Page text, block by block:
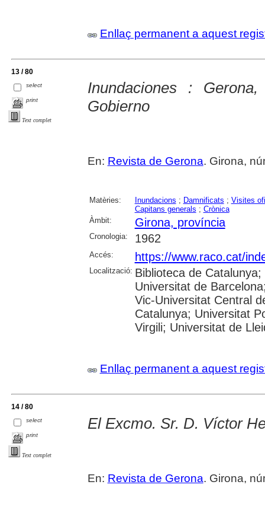
Enllaç permanent a aquest
13 / 80
select
print
Text complet
Inundaciones :
Gobierno
En: Revista de Gerona. Girona,
Matèries: Inundacions ; Damnificats ; Visites
Capitans generals ; Crònica
Àmbit:
Girona, província
Cronologia: 1962
Accés: https://www.raco.cat/
Localització: Biblioteca de
Universitat de
Vic-Universitat Central
Catalunya; Universitat
Virgili; Universitat de
Enllaç permanent a aquest
14 / 80
select
print
Text complet
El Excmo. Sr. D. Víctor
En: Revista de Gerona. Girona,